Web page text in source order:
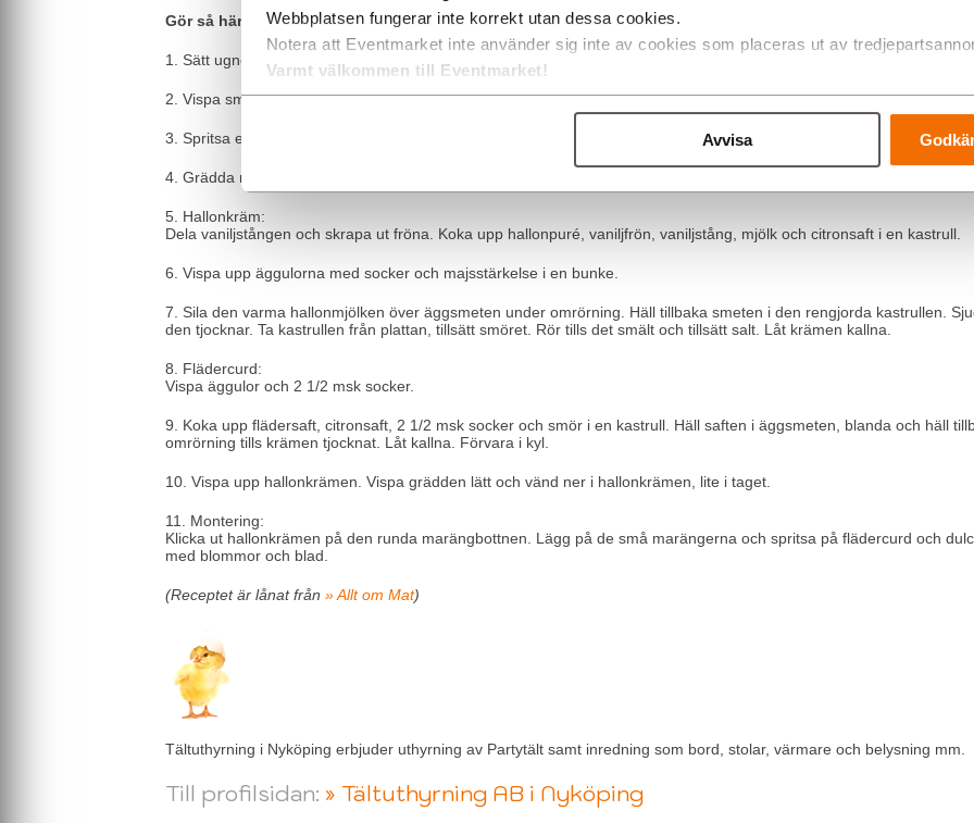
Webbplatsen fungerar inte korrekt utan dessa cookies.
Notera att Eventmarket inte använder sig inte av cookies som placeras ut av
Varmt välkommen till Eventmarket!
Avvisa
Gör så här:
1. Sätt ugnen på 100° varmluft. Rör ihop socker och äggvita i en rostfri skål. Värm upp över vattenbad under
2. Vispa smeten till en fast marängsmet, gärna i en hushålls­assistent. Blanda i vaniljsockret.
3. Spritsa en krans, ca 22 cm, på ett bakplåtspapper på en plåt och runda maränger på ett annat bakplåtspapper på
4. Grädda marängkrans och småmaränger mitt i ugnen ca 1 timme, tills de känns lätta och lossnar från
5. Hallonkräm:
Dela vaniljstången och skrapa ut fröna. Koka upp hallonpuré, vaniljfrön, vaniljstång, mjölk och citronsaft i en kastrull.
6. Vispa upp äggulorna med socker och majsstärkelse i en bunke.
7. Sila den varma hallonmjölken över äggsmeten under omrörning. Häll tillbaka smeten i den rengjorda kastrullen.
den tjocknar. Ta kastrullen från plattan, tillsätt smöret. Rör tills det smält och tillsätt salt. Låt krämen kallna.
8. Flädercurd:
Vispa äggulor och 2 1/2 msk socker.
9. Koka upp flädersaft, citronsaft, 2 1/2 msk socker och smör i en kastrull. Häll saften i äggsmeten, blanda och häll
omrörning tills krämen tjocknat. Låt kallna. Förvara i kyl.
10. Vispa upp hallonkrämen. Vispa grädden lätt och vänd ner i hallonkrämen, lite i taget.
11. Montering:
Klicka ut hallonkrämen på den runda marängbottnen. Lägg på de små marängerna och spritsa på flädercurd och
med blommor och blad.
(Receptet är lånat från » Allt om Mat)
Tältuthyrning i Nyköping erbjuder uthyrning av Partytält samt inredning som bord, stolar, värmare och belysning mm.
Till profilsidan: » Tältuthyrning AB i Nyköping